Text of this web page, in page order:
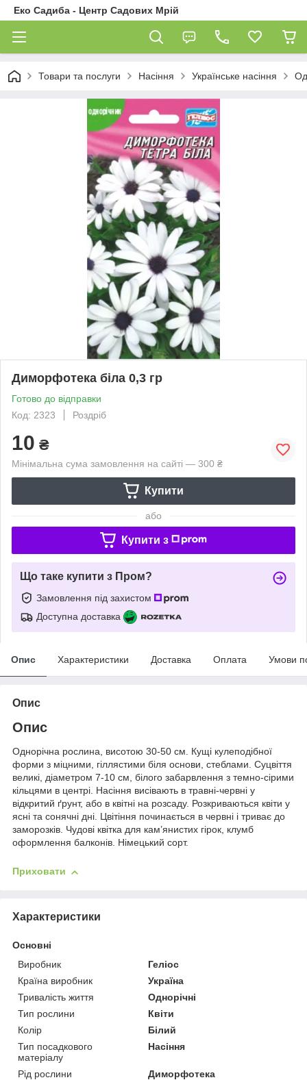
Еко Садиба - Центр Садових Мрій
Товари та послуги Насіння Українське насіння
Диморфотека біла 0,3 гр
Готово до відправки
Код: 2323
Роздріб
10 ₴
Мінімальна сума замовлення на сайті — 300 ₴
Купити
або
Купити з
Що таке купити з Пром?
Замовлення під захистом
Доступна доставка
Опис Характеристики Доставка Оплата Умови
Опис
Опис
Однорічна рослина, висотою 30-50 см. Кущі кулеподібної
форми з міцними, гіллястими біля основи, стеблами. Суцвіття
великі, діаметром 7-10 см, білого забарвлення з темно-сірими
кільцями в центрі. Насіння висівають в травні-червні у
відкритий ґрунт, або в квітні на розсаду. Розкриваються квіти у
ясні та сонячні дні. Цвітіння починається в червні і триває до
заморозків. Чудові квітка для кам’янистих гірок, клумб
оформлення балконів. Німецький сорт.
Приховати
Характеристики
Основні
Виробник
Геліос
Країна виробник
Україна
Тривалість життя
Однорічні
Тип рослини
Квіти
Колір
Білий
Тип посадкового
матеріалу
Насіння
Рід рослини
Диморфотека